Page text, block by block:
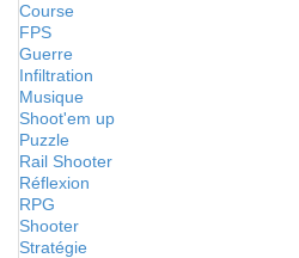
Course
FPS
Guerre
Infiltration
Musique
Shoot'em up
Puzzle
Rail Shooter
Réflexion
RPG
Shooter
Stratégie